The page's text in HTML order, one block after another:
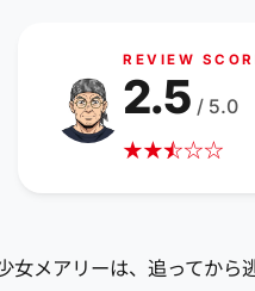
REVIEW
★★☆
★☆☆
2.5 / 5.0
メアリーは、追ってか